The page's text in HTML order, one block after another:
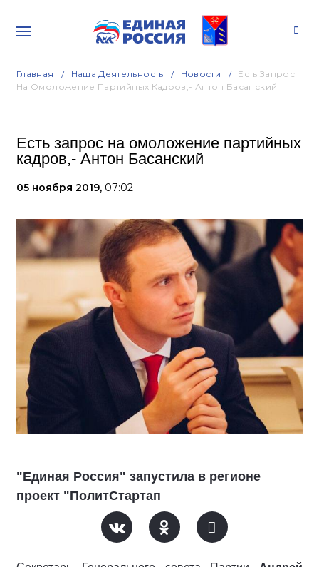
Главная Наша Деятельность Новости
Есть Запрос
На Омоложение Партийных Кадров,- Антон Басанский
Есть запрос на омоложение партийных
кадров,- Антон Басанский
05 ноября 2019, 07:02
"Единая Россия" запустила в регионе
проект "ПолитСтартап